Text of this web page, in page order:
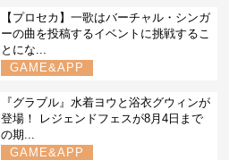
【プロセカ】一歌はバーチャル・シンガ
ーの曲を投稿するイベントに挑戦するこ
とにな...
GAME&APP
『グラブル』水着ヨウと浴衣グウィンが
登場！ レジェンドフェスが8月4日まで
の期...
GAME&APP